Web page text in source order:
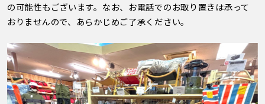
の可能性もございます。なお、お電話でのお取り置きは承って
おりませんので、あらかじめご了承ください。